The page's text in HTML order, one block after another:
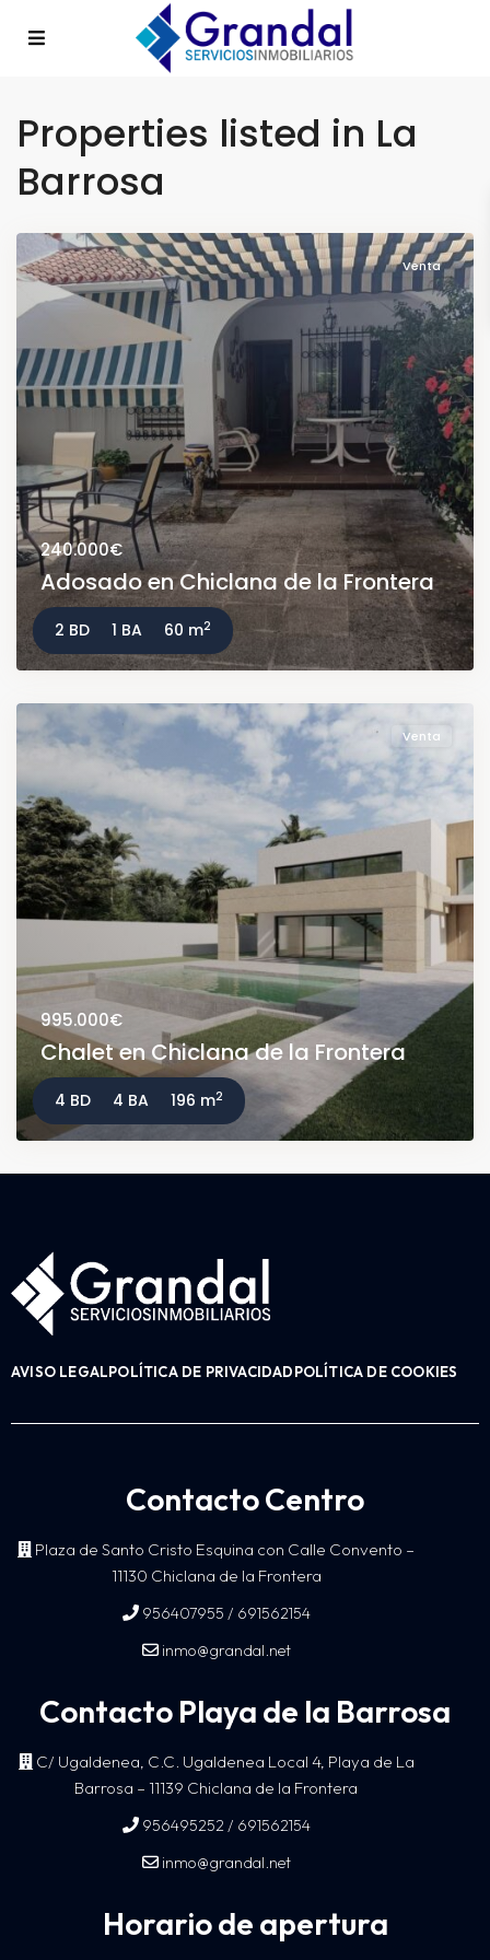
Properties listed in La
Barrosa
Venta
240.000€
Adosado en Chiclana de la Frontera
2 BD 1 BA 60 m2
Venta
995.000€
Chalet en Chiclana de la Frontera
4 BD 4 BA 196 m2
AVISO LEGALPOLÍTICA DE PRIVACIDADPOLÍTICA DE COOKIES
Contacto Centro
Plaza de Santo Cristo Esquina con Calle Convento –
11130 Chiclana de la Frontera
956407955 / 691562154
inmo@grandal.net
Contacto Playa de la Barrosa
C/ Ugaldenea, C.C. Ugaldenea Local 4, Playa de La
Barrosa – 11139 Chiclana de la Frontera
956495252 / 691562154
inmo@grandal.net
Horario de apertura